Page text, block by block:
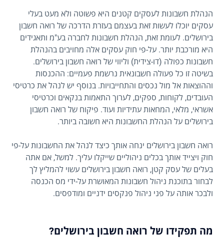
הנהלת חשבונות לעסקים קטנים היא פשוטה ולא מעט בעלי
עסקים יוכלו לעשות זאת בעצמם בעזרת הדרכה של רואה חשבון
בירושלים. לעומת זאת, הנהלת חשבונות לחברה בע"מ ותאגידים
היא מורכבת יותר. על-פי חוק עסקים אלה מחויבים בהנהלת
חשבונות כפולה (דו-צידית) וליווי של רואה חשבון בירושלים.
בשיטה זו כל פעולה חשבונאית נרשמת פעמיים: ההכנסות
וההוצאות אל מול נכסים והתחייבויות. בנוסף יש לנהל את כרטיסי
העובדים, לקוחות, ספקים, לערוך התאמות בנקאים וכרטיסי
אשראי, מלאי, המחאות עתידיות ועוד. פיקוח של רואה חשבון
בירושלים על הנהלת החשבונות היא חשובה ביותר.
רואה חשבון בירושלים ינחה אותך כיצד לנהל את החשבונות על-פי
חוק ויצייד אותך בכלים ניהוליים שייקלו עליך. למשל, אם אתה
בעלים של עסק קטן, רואה חשבון בירושלים עשוי להמליץ לך
לבחור בתוכנת ניהול חשבונות המאושרת על-ידי מס הכנסה
ולבכר אותה על פני ניהול פנקסים ידניים ומודפסים.
מה תפקידו של רואה חשבון בירושלים?